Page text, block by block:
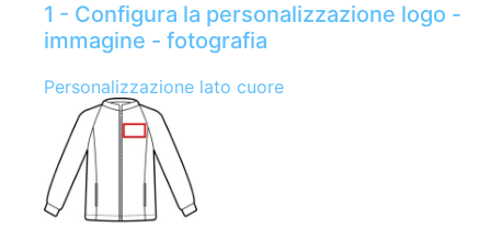
1 - Configura la personalizzazione logo -
immagine - fotografia
Personalizzazione lato cuore